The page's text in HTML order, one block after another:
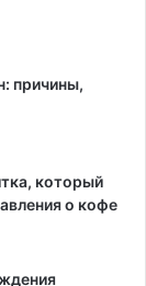
причины,
который
о кофе